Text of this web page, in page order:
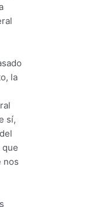
la
sí,
que
nos